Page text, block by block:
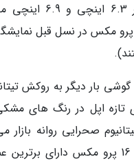
به نمایشگر 6.3
گوشی بار دیگر به روکش
تازه اپل در رنگ های
صحرایی روانه بازار
اپل، آیفون 16 پرو مکس دارای